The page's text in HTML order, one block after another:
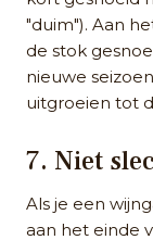
"duim"). Aan
de stok
nieuwe
uitgroeien tot
7. Niet
Als je een
aan het einde